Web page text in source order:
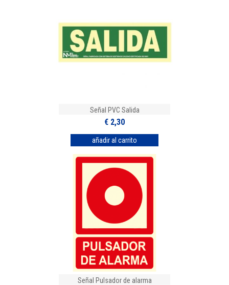
Señal PVC Salida
€ 2,30
Señal Pulsador de alarma